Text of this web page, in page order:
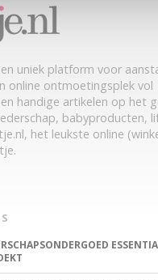
uniek platform voor
online ontmoetingsplek vol
handige artikelen op het
babyproducten,
het leukste online